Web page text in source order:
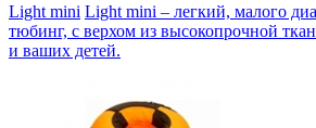
Light mini Light mini – легкий, малого
тюбинг, с верхом из высокопрочной
и ваших детей.